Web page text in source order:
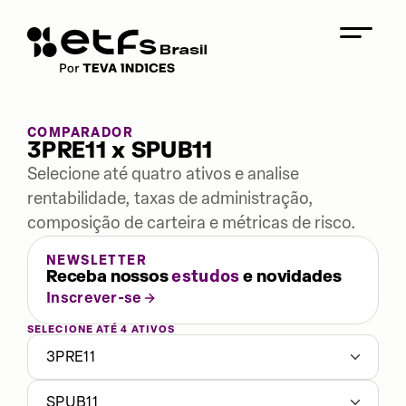
COMPARADOR
3PRE11 x SPUB11
Selecione até quatro ativos e analise
rentabilidade, taxas de administração,
composição de carteira e métricas de risco.
NEWSLETTER
Receba nossosestudose novidades
Inscrever-se
SELECIONE ATÉ 4 ATIVOS
3PRE11
SPUB11